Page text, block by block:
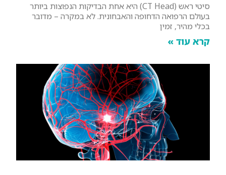
סיטי ראש (CT Head) היא אחת הבדיקות הנפוצות ביותר
בעולם הרפואה הדחופה והאבחונית. לא במקרה – מדובר
בכלי מהיר, זמין
קרא עוד »